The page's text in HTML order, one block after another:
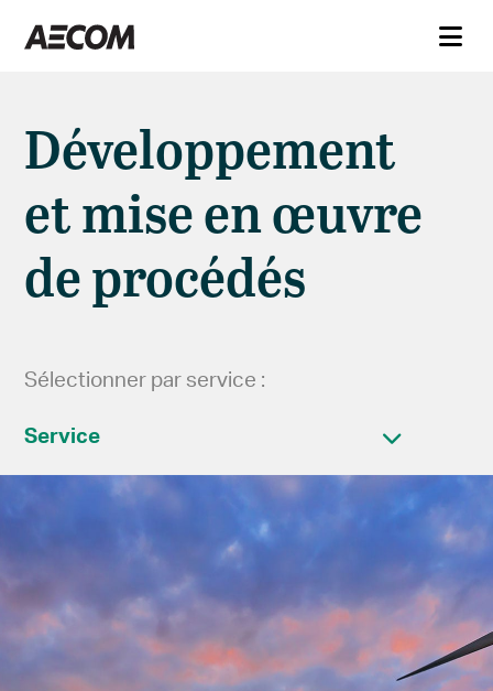
Développement
et mise en œuvre
de procédés
Sélectionner par service :
Service